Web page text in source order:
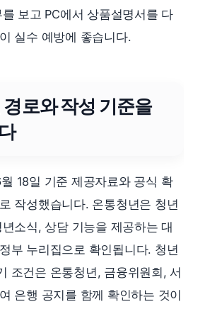
보고 PC에서 상품설명서를 다
실수 예방에 좋습니다.
경로와 작성 기준을
18일 기준 제공자료와 공식 확
작성했습니다. 온통청년은 청년
소식, 상담 기능을 제공하는 대
부 누리집으로 확인됩니다. 청년
조건은 온통청년, 금융위원회, 서
은행 공지를 함께 확인하는 것이